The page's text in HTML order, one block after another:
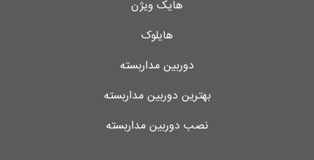
هایک ویژن
هایلوک
دوربین مداربسته
بهترین دوربین مداربسته
نصب دوربین مداربسته